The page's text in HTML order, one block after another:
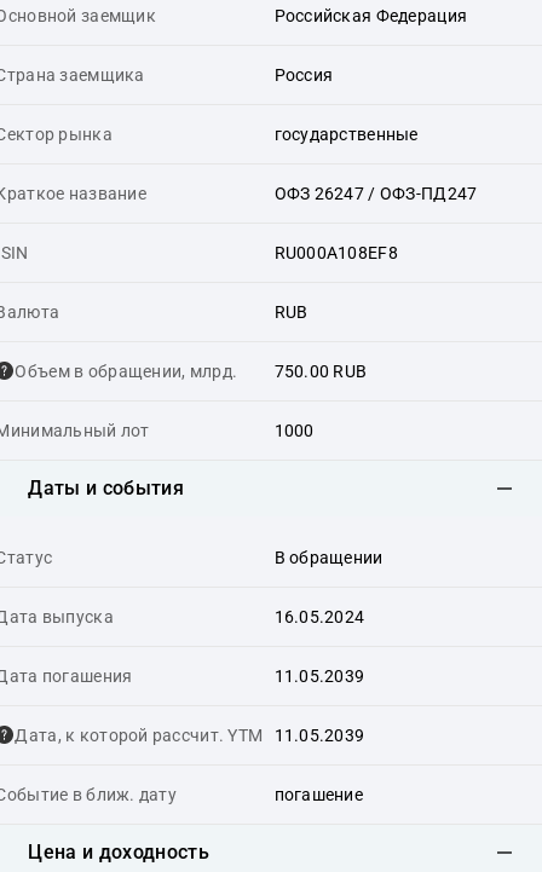
заемщик Российская Федерация
заемщика Россия
рынка государственные
название ОФЗ 26247 / ОФЗ-ПД247
RU000A108EF8
RUB
Объем в обращении, млрд. 750.00 RUB
лот 1000
Даты и события
В обращении
выпуска 16.05.2024
погашения 11.05.2039
Дата, к которой рассчит. YTM 11.05.2039
в ближ. дату погашение
Цена и доходность